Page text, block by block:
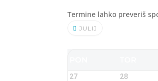
Termine lahko preveriš
JULIJ
27 28